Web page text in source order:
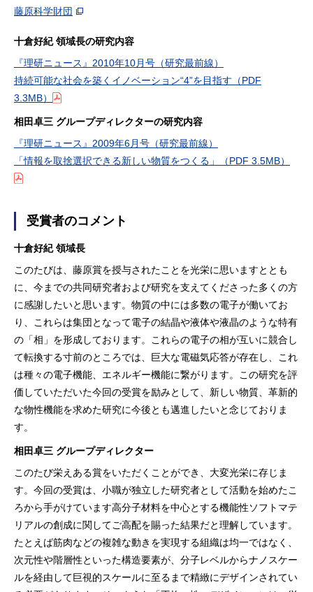
藤原科学財団
十倉好紀 領域長の研究内容
『理研ニュース』2010年10月号（研究最前線）
持続可能な社会を築くイノベーション“4”を目指す （PDF
3.3MB）
相田卓三 グループディレクターの研究内容
『理研ニュース』2009年6月号（研究最前線）
「情報を取捨選択できる新しい物質をつくる」
（PDF 3.5MB）
受賞者のコメント
十倉好紀 領域長
このたびは、藤原賞を授与されたことを光栄に思いますととも
に、今までの共同研究者および研究を支えてくださった多くの方
に感謝したいと思います。物質の中には多数の電子が働いてお
り、これらは集団となって電子の結晶や液体や液晶のような特有
の「相」を形成しております。これらの電子の相が互いに競合し
て転換する寸前のところでは、巨大な電磁気応答が存在し、これ
は種々の電子機能、エネルギー機能に繋がります。この研究を評
価していただいた今回の受賞を励みとして、新しい物質、革新的
な物性機能を求めた研究に今後とも邁進したいと念じておりま
す。
相田卓三 グループディレクター
このたび栄えある賞をいただくことができ、大変光栄に存じま
す。今回の受賞は、小職が独立した研究者として活動を始めたこ
ろから手がけています高分子材料を中心とする機能性ソフトマテ
リアルの創成に関してご高配を賜った結果だと理解しています。
たとえば筋肉などの複雑な動きを実現する組織は均一ではなく、
次元性や階層性といった構造要素が、分子レベルからナノスケー
ルを経由して巨視的スケールに至るまで精緻にデザインされてい